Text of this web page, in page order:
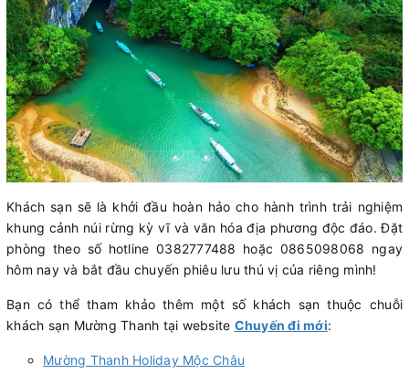
Khách sạn sẽ là khởi đầu hoàn hảo cho hành trình trải nghiệm
khung cảnh núi rừng kỳ vĩ và văn hóa địa phương độc đáo. Đặt
phòng theo số hotline 0382777488 hoặc 0865098068 ngay
hôm nay và bắt đầu chuyến phiêu lưu thú vị của riêng mình!
Bạn có thể tham khảo thêm một số khách sạn thuộc chuỗi
khách sạn Mường Thanh tại website Chuyến đi mới:
Mường Thanh Holiday Mộc Châu